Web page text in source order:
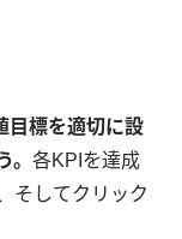
目標を適切に設
。 各KPIを達成
そしてクリック